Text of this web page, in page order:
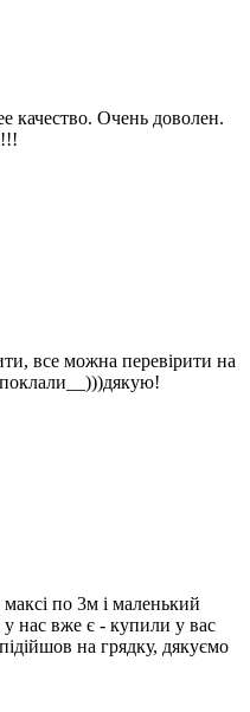
качество. Очень доволен.
все можна перевірити на
по 3м і маленький
нас вже є - купили у вас
на грядку, дякуємо